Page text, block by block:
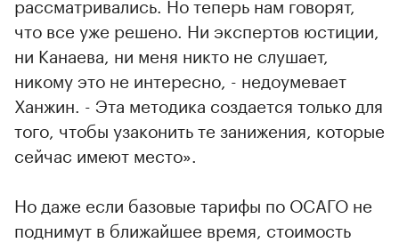
что все уже решено. Ни экспертов юстиции,
ни Канаева, ни меня никто не слушает,
никому это не интересно, - недоумевает
Ханжин. - Эта методика создается только для
того, чтобы узаконить те занижения, которые
сейчас имеют место».
Но даже если базовые тарифы по ОСАГО не
поднимут в ближайшее время, стоимость